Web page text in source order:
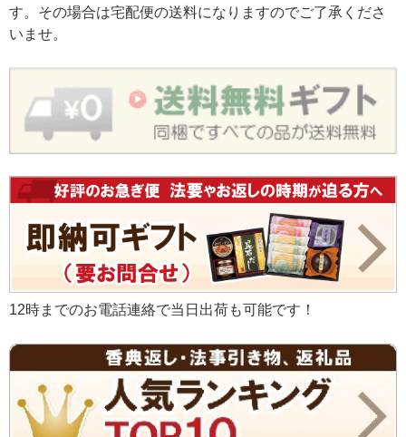
す。その場合は宅配便の送料になりますのでご了承くださ
いませ。
12時までのお電話連絡で当日出荷も可能です！